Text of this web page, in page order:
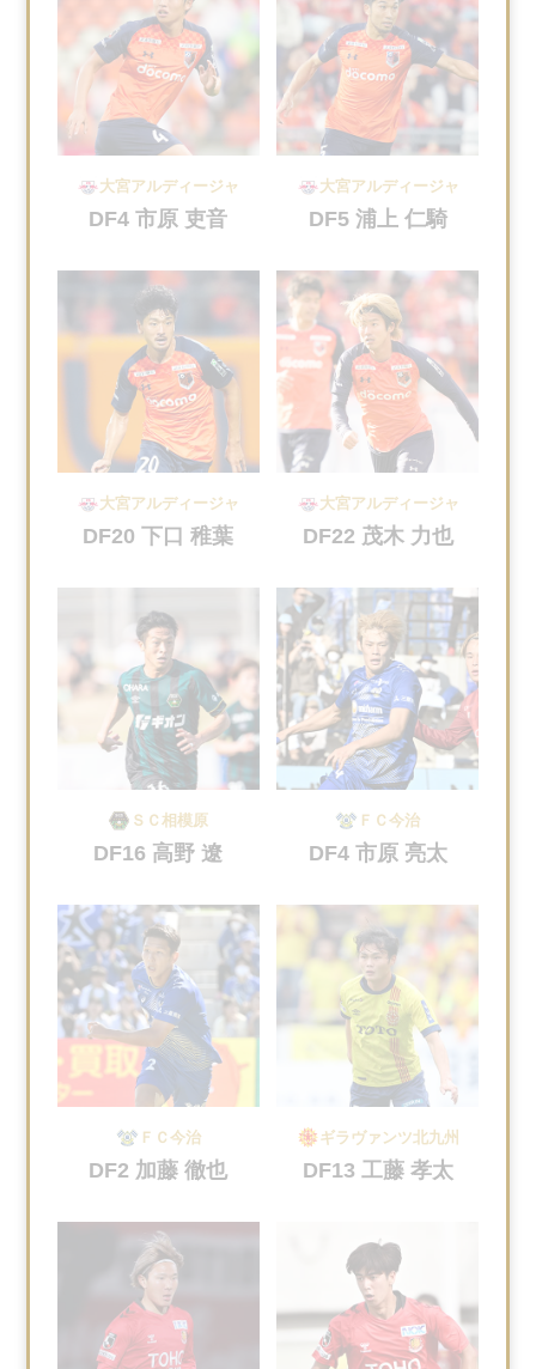
大宮アルディージャ
DF4 市原 吏音
大宮アルディージャ
DF5 浦上 仁騎
大宮アルディージャ
DF20 下口 稚葉
大宮アルディージャ
DF22 茂木 力也
ＳＣ相模原
DF16 高野 遼
ＦＣ今治
DF4 市原 亮太
ＦＣ今治
DF2 加藤 徹也
ギラヴァンツ北九州
DF13 工藤 孝太